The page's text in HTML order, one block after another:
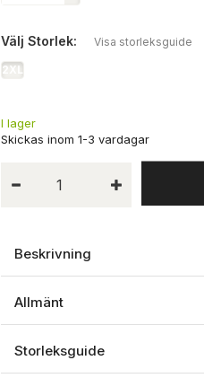
Närbild
Välj Storlek: Visa storleksguide
2XL
I lager
Beskrivning
Allmänt
Storleksguide